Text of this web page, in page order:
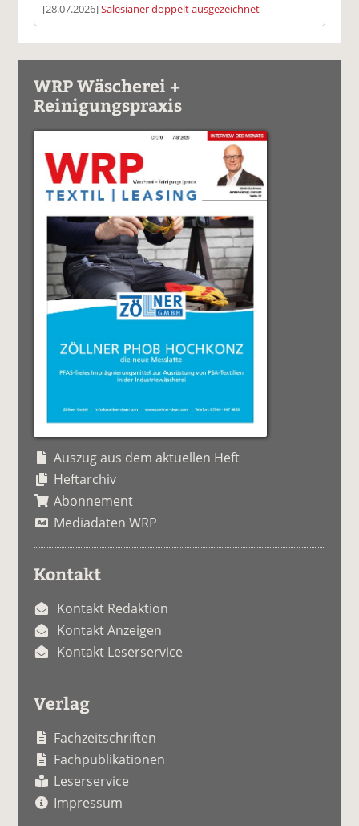
[28.07.2026]Salesianer doppelt ausgezeichnet
WRP Wäscherei +
Reinigungspraxis
Auszug aus dem aktuellen Heft
Heftarchiv
Abonnement
Mediadaten WRP
Kontakt
Kontakt Redaktion
Kontakt Anzeigen
Kontakt Leserservice
Verlag
Fachzeitschriften
Fachpublikationen
Leserservice
Impressum